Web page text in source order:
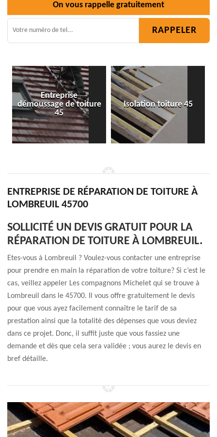
On vous rappelle gratuitement
Entreprise
démoussage de toiture
45
Isolation toiture 45
ENTREPRISE DE RÉPARATION DE TOITURE À
LOMBREUIL 45700
SOLLICITÉ UN DEVIS GRATUIT POUR LA
RÉPARATION DE TOITURE À LOMBREUIL.
Etes-vous à Lombreuil ? Voulez-vous contacter une entreprise
pour prendre en main la réparation de votre toiture? Si c’est le
cas, veillez appeler Les compagnons Michelet qui se trouve à
Lombreuil dans le 45700. Il vous offre gratuitement le devis
pour que vous ayez facilement connaître le tarif de sa
prestation ainsi que la totalité des dépenses que vous deviez
dans ce projet. Donc, il suffit juste que vous fassiez une
demande et dès que cela sera validée ; vous aurez le devis en
bref détaille.